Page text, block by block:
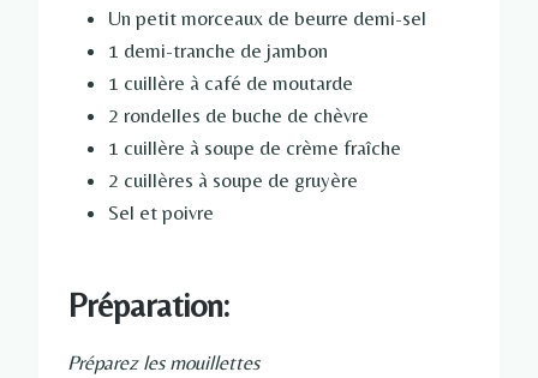
Un petit morceaux de beurre demi-sel
1 demi-tranche de jambon
1 cuillère à café de moutarde
2 rondelles de buche de chèvre
1 cuillère à soupe de crème fraîche
2 cuillères à soupe de gruyère
Sel et poivre
Préparation:
Préparez les mouillettes